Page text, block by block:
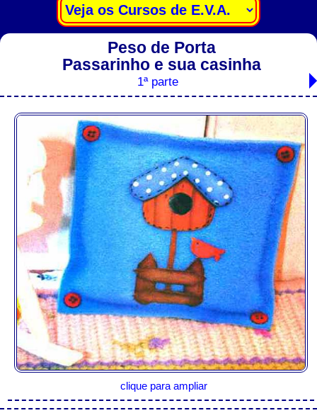
Peso de Porta
Passarinho e sua casinha
1ª parte
clique para ampliar